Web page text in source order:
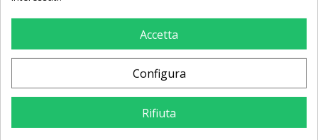
calcio per palleggio
Pali calcio d'angolo fissi
set da 4
114,68 €
Accetta
Configura
Rifiuta